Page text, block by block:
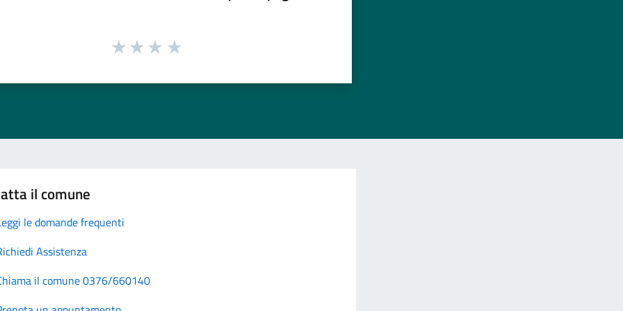
il comune
le domande frequenti
Assistenza
il comune 0376/660140